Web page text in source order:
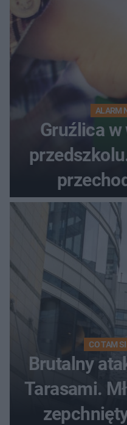
ALARM
Gruźlica
CO TAM
Brutalny
Tarasami.